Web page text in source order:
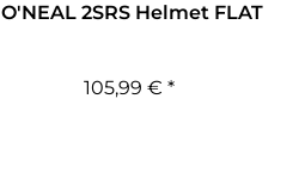
O'NEAL 2SRS Helmet FLAT
105,99 € *